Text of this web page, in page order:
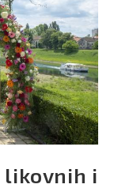
likovnih i